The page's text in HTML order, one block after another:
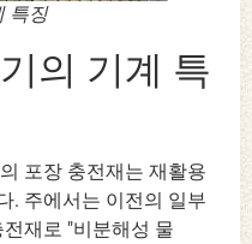
특징
의 기계 특
포장 충전재는 재활용
. 주에서는 이전의 일부
재로 "비분해성 물